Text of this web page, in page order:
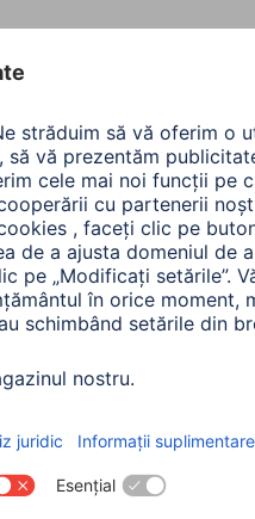
Marca
pentru